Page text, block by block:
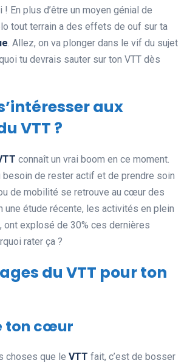
En plus d’être un moyen génial de
tout terrain a des effets de ouf sur ta
. Allez, on va plonger dans le vif du sujet
tu devrais sauter sur ton VTT dès
aux
VTT ?
connaît un vrai boom en ce moment.
besoin de rester actif et de prendre soin
de mobilité se retrouve au cœur des
une étude récente, les activités en plein
, ont explosé de 30% ces dernières
rater ça ?
du VTT pour ton
ton cœur
choses que le VTT fait, c’est de bosser